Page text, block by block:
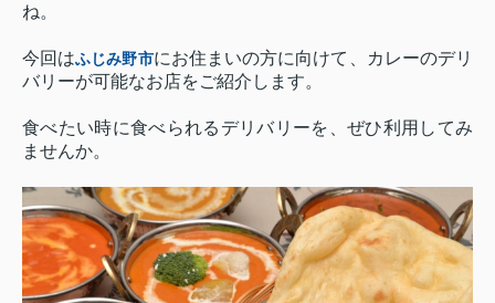
ね。
今回はふじみ野市にお住まいの方に向けて、カレーのデリ
バリーが可能なお店をご紹介します。
食べたい時に食べられるデリバリーを、ぜひ利用してみ
ませんか。